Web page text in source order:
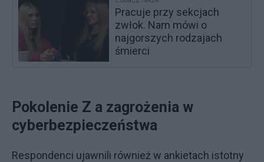
Pracuje przy sekcjach
zwłok. Nam mówi o
najgorszych rodzajach
śmierci
Pokolenie Z a zagrożenia w
cyberbezpieczeństwa
Respondenci ujawnili również w ankietach istotny